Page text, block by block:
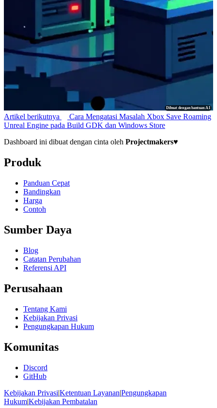
Dibuat dengan bantuan AI
Artikel berikutnya
Cara Mengatasi Masalah Xbox Save Roaming
Unreal Engine pada Build GDK dan Windows Store
Dashboard ini dibuat dengan cinta oleh Projectmakers♥
Produk
Panduan Cepat
Bandingkan
Harga
Contoh
Sumber Daya
Blog
Catatan Perubahan
Referensi API
Perusahaan
Tentang Kami
Kebijakan Privasi
Pengungkapan Hukum
Komunitas
Discord
GitHub
Kebijakan Privasi|Ketentuan Layanan|Pengungkapan
Hukum|Kebijakan Pembatalan